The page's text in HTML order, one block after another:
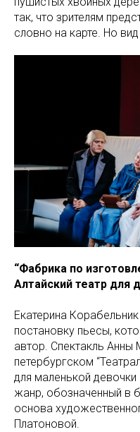
так, что зрителям
словно на карте. Но
“Фабрика по
Алтайский театр для
Екатерина
постановку пьесы,
автор. Спектакль Анны
петербургском
для маленькой
жанр, обозначенный в
основа
Платоновой.